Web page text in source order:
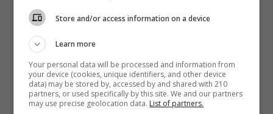
Store and/or access information on a device
Learn more
Your personal data will be processed and information from
your device (cookies, unique identifiers, and other device
data) may be stored by, accessed by and shared with 210
partners, or used specifically by this site. We and our partners
may use precise geolocation data. List of partners.